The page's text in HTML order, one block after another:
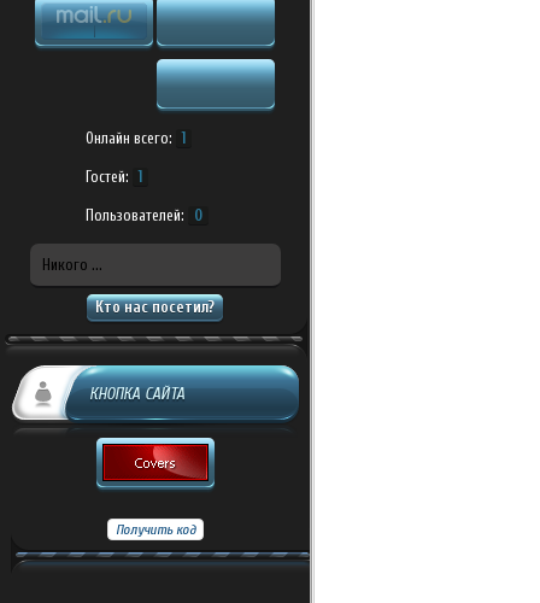
Онлайн всего: 1
Гостей: 1
Пользователей: 0
Никого ...
Кто нас посетил?
КНОПКА САЙТА